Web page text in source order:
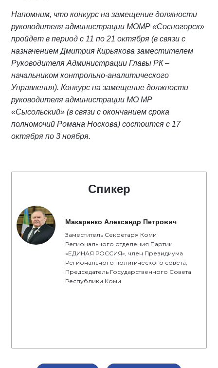
Напомним, что конкурс на замещение должности
руководителя администрации МОМР «Сосногорск»
пройдет в период с 11 по 21 октября (в связи с
назначением Дмитрия Кирьякова заместителем
Руководителя Администрации Главы РК –
начальником контрольно-аналитического
Управления). Конкурс на замещение должности
руководителя администрации МО МР
«Сысольский» (в связи с окончанием срока
полномочий Романа Носкова) состоится с 17
октября по 3 ноября.
Спикер
Макаренко Александр Петрович
Заместитель Секретаря Коми
Регионального отделения Партии
«ЕДИНАЯ РОССИЯ», член Президиума
Регионального политического совета,
Председатель Государственного Совета
Республики Коми